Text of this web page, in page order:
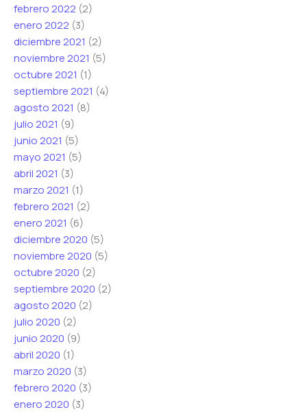
febrero 2022 (2)
enero 2022 (3)
diciembre 2021 (2)
noviembre 2021 (5)
octubre 2021 (1)
septiembre 2021 (4)
agosto 2021 (8)
julio 2021 (9)
junio 2021 (5)
mayo 2021 (5)
abril 2021 (3)
marzo 2021 (1)
febrero 2021 (2)
enero 2021 (6)
diciembre 2020 (5)
noviembre 2020 (5)
octubre 2020 (2)
septiembre 2020 (2)
agosto 2020 (2)
julio 2020 (2)
junio 2020 (9)
abril 2020 (1)
marzo 2020 (3)
febrero 2020 (3)
enero 2020 (3)